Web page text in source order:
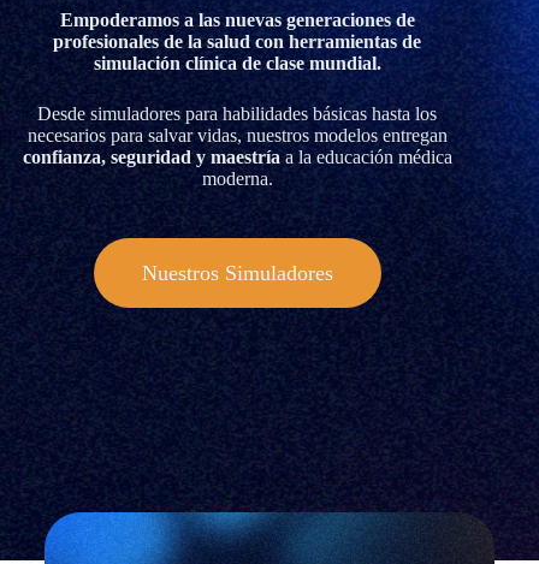
Empoderamos a las nuevas generaciones de
profesionales de la salud con herramientas de
simulación clínica de clase mundial.
Desde simuladores para habilidades básicas hasta los
necesarios para salvar vidas, nuestros modelos entregan
confianza, seguridad y maestríaa la educación médica
moderna.
Nuestros Simuladores